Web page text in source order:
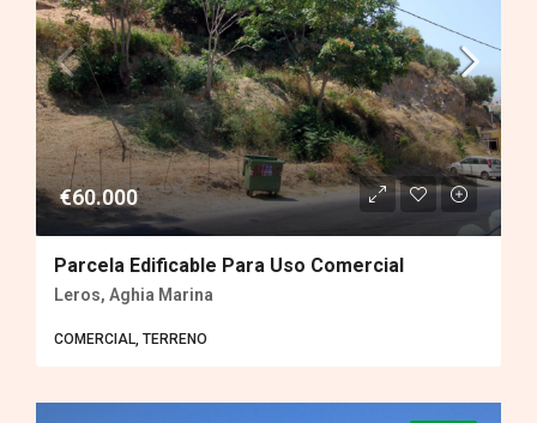
€60.000
Parcela Edificable Para Uso Comercial
Leros, Aghia Marina
COMERCIAL, TERRENO